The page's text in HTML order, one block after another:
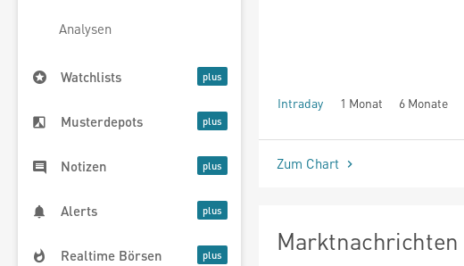
Analysen
Watchlists
Musterdepots
Notizen
Alerts
Realtime Börsen
Intraday 1 Monat 6 Monate
seit Beginn
Zum Chart
Marktnachrichten